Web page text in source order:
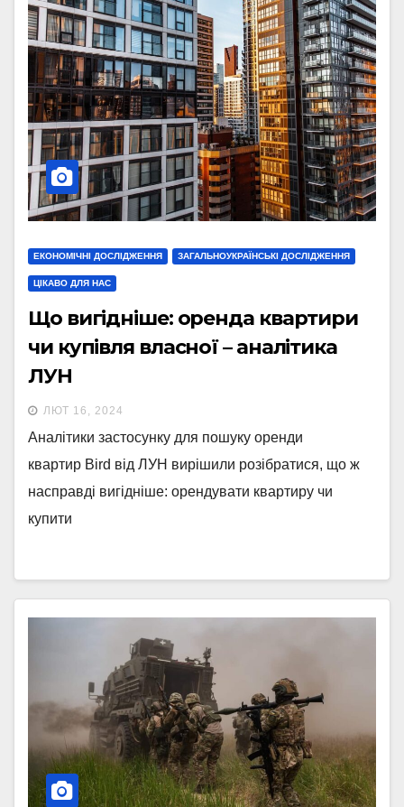
ЕКОНОМІЧНІ ДОСЛІДЖЕННЯ ЗАГАЛЬНОУКРАЇНСЬКІ ДОСЛІДЖЕННЯ
ЦІКАВО ДЛЯ НАС
Що вигідніше: оренда квартири
чи купівля власної – аналітика
ЛУН
ЛЮТ 16, 2024
Аналітики застосунку для пошуку оренди
квартир Bird від ЛУН вирішили розібратися, що ж
насправді вигідніше: орендувати квартиру чи
купити